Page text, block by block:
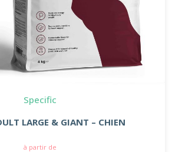
Specific
LARGE & GIANT – CHIEN
à partir de